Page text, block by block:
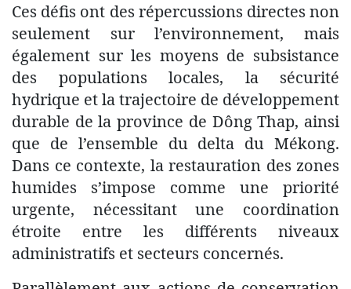
Ces défis ont des répercussions directes non
seulement sur l’environnement, mais
également sur les moyens de subsistance
des populations locales, la sécurité
hydrique et la trajectoire de développement
durable de la province de Dông Thap, ainsi
que de l’ensemble du delta du Mékong.
Dans ce contexte, la restauration des zones
humides s’impose comme une priorité
urgente, nécessitant une coordination
étroite entre les différents niveaux
administratifs et secteurs concernés.